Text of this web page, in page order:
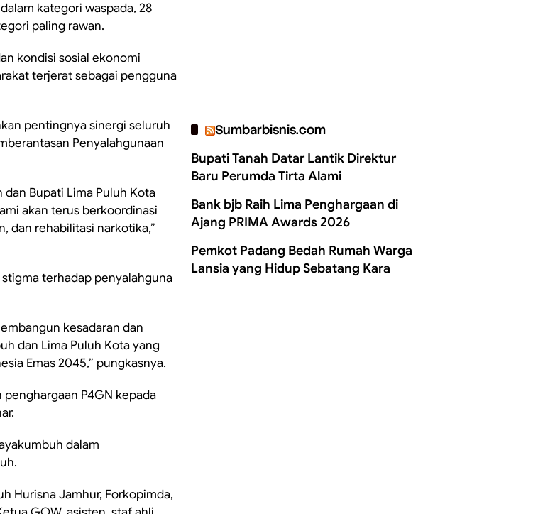
kategori waspada, 28
paling rawan.
kondisi sosial ekonomi
terjerat sebagai pengguna
pentingnya sinergi seluruh
Penyalahgunaan
Bupati Lima Puluh Kota
akan terus berkoordinasi
dan rehabilitasi narkotika,”
terhadap penyalahguna
kesadaran dan
dan Lima Puluh Kota yang
Emas 2045,” pungkasnya.
P4GN kepada
dalam
Hurisna Jamhur, Forkopimda,
Sumbarbisnis.com
Bupati Tanah Datar Lantik Direktur
Baru Perumda Tirta Alami
Bank bjb Raih Lima Penghargaan di
Ajang PRIMA Awards 2026
Pemkot Padang Bedah Rumah Warga
Lansia yang Hidup Sebatang Kara